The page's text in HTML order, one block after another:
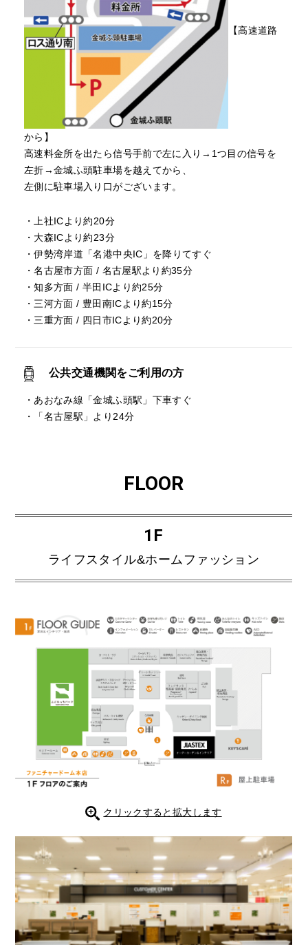
【高速道路
から】
高速料金所を出たら信号手前で左に入り→1つ目の信号を
左折→金城ふ頭駐車場を越えてから、
左側に駐車場入り口がございます。
・上社ICより約20分
・大森ICより約23分
・伊勢湾岸道「名港中央IC」を降りてすぐ
・名古屋市方面 / 名古屋駅より約35分
・知多方面 / 半田ICより約25分
・三河方面 / 豊田南ICより約15分
・三重方面 / 四日市ICより約20分
公共交通機関をご利用の方
・あおなみ線「金城ふ頭駅」下車すぐ
・「名古屋駅」より24分
FLOOR
1F
ライフスタイル&ホームファッション
クリックすると拡大します